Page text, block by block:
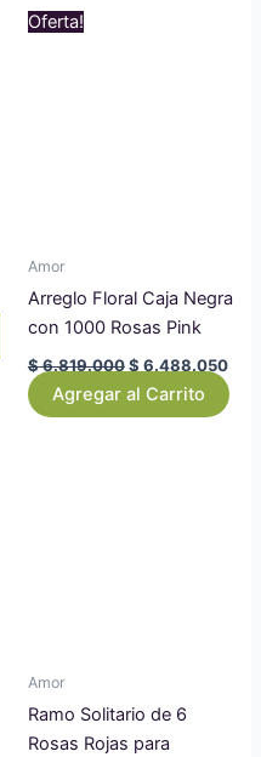
Oferta!
Amor
Arreglo Floral Caja Negra
con 1000 Rosas Pink
$6.819.000$ 6.488.050
Agregar al Carrito
Amor
Ramo Solitario de 6
Rosas Rojas para